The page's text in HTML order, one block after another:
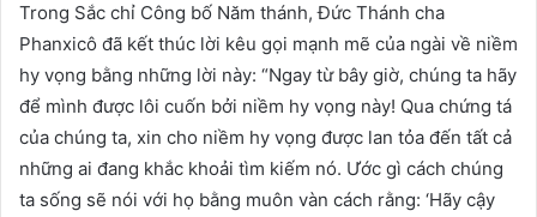
Trong Sắc chỉ Công bố Năm thánh, Đức Thánh cha
Phanxicô đã kết thúc lời kêu gọi mạnh mẽ của ngài về niềm
hy vọng bằng những lời này: “Ngay từ bây giờ, chúng ta hãy
để mình được lôi cuốn bởi niềm hy vọng này! Qua chứng tá
của chúng ta, xin cho niềm hy vọng được lan tỏa đến tất cả
những ai đang khắc khoải tìm kiếm nó. Ước gì cách chúng
ta sống sẽ nói với họ bằng muôn vàn cách rằng: ‘Hãy cậy